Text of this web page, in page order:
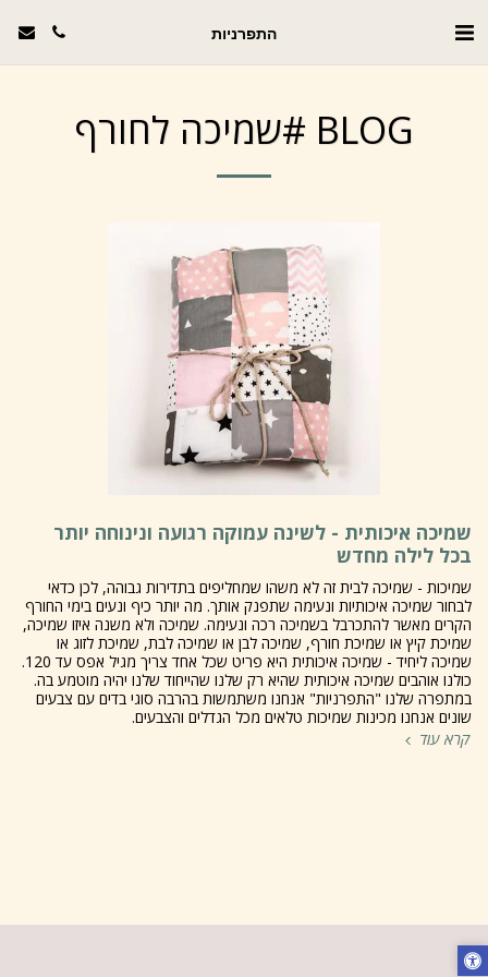
התפרניות
BLOG #שמיכה לחורף
שמיכה איכותית - לשינה עמוקה רגועה ונינוחה יותר
בכל לילה מחדש
שמיכות - שמיכה לבית זה לא משהו שמחליפים בתדירות גבוהה, לכן כדאי
לבחור שמיכה איכותיות ונעימה שתפנק אותך. מה יותר כיף ונעים בימי החורף
הקרים מאשר להתכרבל בשמיכה רכה ונעימה. שמיכה ולא משנה איזו שמיכה,
שמיכת קיץ או שמיכת חורף, שמיכה לבן או שמיכה לבת, שמיכת לזוג או
שמיכה ליחיד - שמיכה איכותית היא פריט שכל אחד צריך מגיל אפס עד 120.
כולנו אוהבים שמיכה איכותית שהיא רק שלנו שהייחוד שלנו יהיה מוטמע בה.
במתפרה שלנו "התפרניות" אנחנו משתמשות בהרבה סוגי בדים עם צבעים
שונים אנחנו מכינות שמיכות טלאים מכל הגדלים והצבעים.
קרא עוד